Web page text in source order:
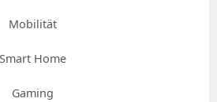
Mobilität
Smart Home
Gaming